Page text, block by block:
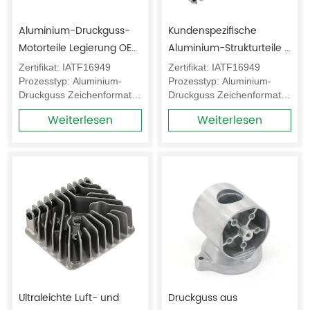
Aluminium-Druckguss-
Motorteile Legierung OEM
Produktion Lieferant
Zertifikat: IATF16949
Prozesstyp: Aluminium-
Druckguss Zeichenformate:
3D-Zeichnung (STP oder
IGS); und 2D-Zeichnung
Weiterlesen
Kundenspezifische
Aluminium-Strukturteile
Ultraleichter
Wanddruckguss
Hersteller
Zertifikat: IATF16949
Prozesstyp: Aluminium-
Druckguss Zeichenformate:
3D-Zeichnung (STP oder
IGS); und 2D-Zeichnung
Weiterlesen
Ultraleichte Luft- und
Druckguss aus